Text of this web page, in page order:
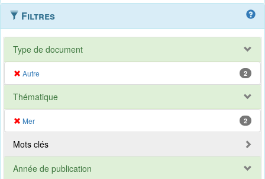
Filtres
Type de document
Autre 2
Thématique
Mer 2
Mots clés
Année de publication